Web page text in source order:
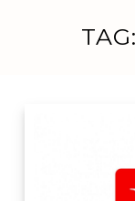
TAG: